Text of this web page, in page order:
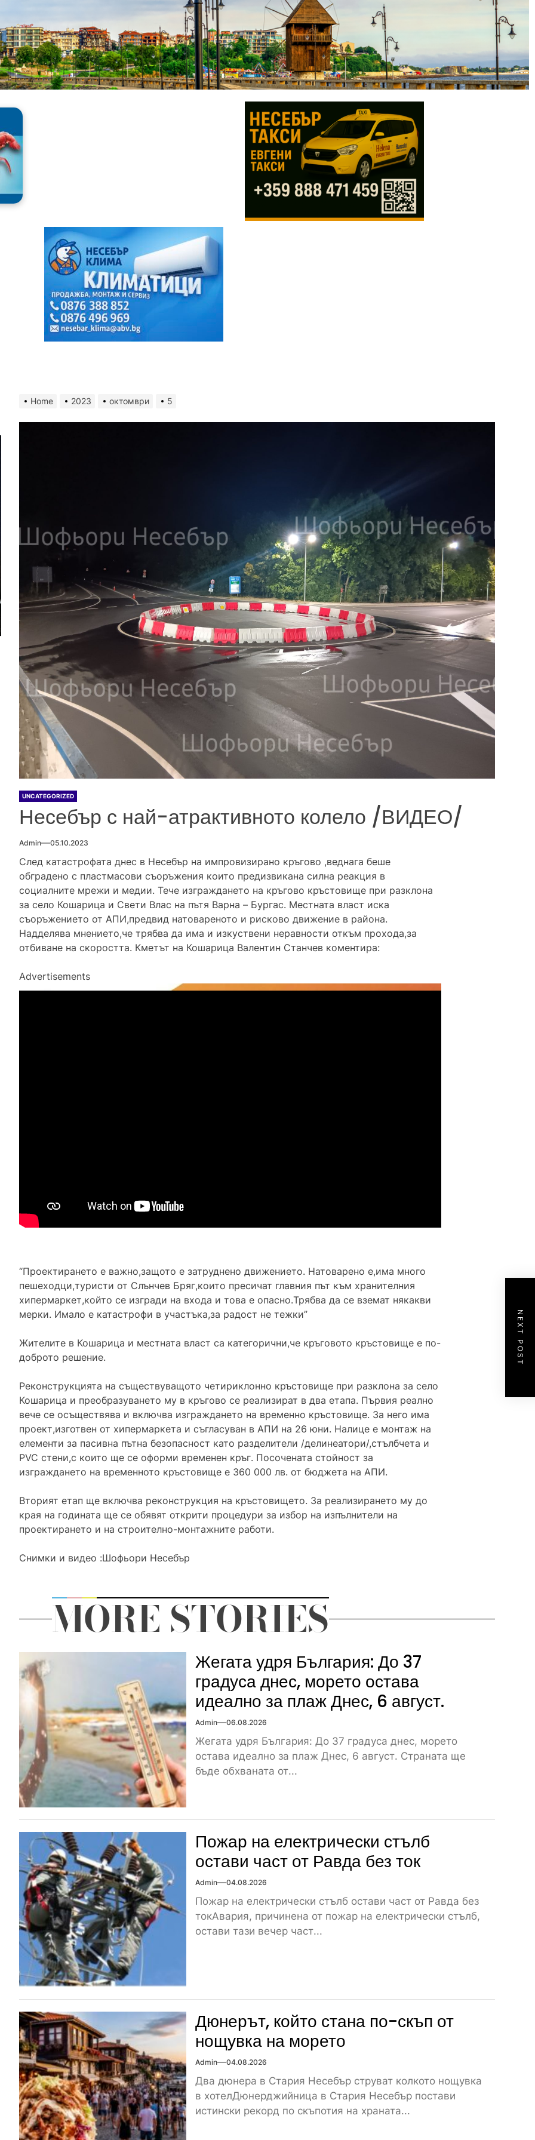
Home 2023 октомври 5
UNCATEGORIZED
Несебър с най-атрактивното колело /ВИДЕО/
Admin 05.10.2023
След катастрофата днес в Несебър на импровизирано кръгово ,веднага беше
обградено с пластмасови съоръжения които предизвикана силна реакция в
социалните мрежи и медии. Тече изграждането на кръгово кръстовище при разклона
за село Кошарица и Свети Влас на пътя Варна – Бургас. Местната власт иска
съоръжението от АПИ,предвид натовареното и рисково движение в района.
Надделява мнението,че трябва да има и изкуствени неравности откъм прохода,за
отбиване на скоростта. Кметът на Кошарица Валентин Станчев коментира:
Advertisements
“Проектирането е важно,защото е затруднено движението. Натоварено е,има много
пешеходци,туристи от Слънчев Бряг,които пресичат главния път към хранителния
хипермаркет,който се изгради на входа и това е опасно.Трябва да се вземат някакви
мерки. Имало е катастрофи в участъка,за радост не тежки”
Жителите в Кошарица и местната власт са категорични,че кръговото кръстовище е по-
доброто решение.
Реконструкцията на съществуващото четириклонно кръстовище при разклона за село
Кошарица и преобразуването му в кръгово се реализират в два етапа. Първия реално
вече се осъществява и включва изграждането на временно кръстовище. За него има
проект,изготвен от хипермаркета и съгласуван в АПИ на 26 юни. Налице е монтаж на
елементи за пасивна пътна безопасност като разделители /делинеатори/,стълбчета и
PVC стени,с които ще се оформи временен кръг. Посочената стойност за
изграждането на временното кръстовище е 360 000 лв. от бюджета на АПИ.
Вторият етап ще включва реконструкция на кръстовището. За реализирането му до
края на годината ще се обявят открити процедури за избор на изпълнители на
проектирането и на строително-монтажните работи.
Снимки и видео :Шофьори Несебър
NEXT POST
MORE STORIES
Жегата удря България: До 37
градуса днес, морето остава
идеално за плаж Днес, 6 август.
Admin 06.08.2026
Жегата удря България: До 37 градуса днес, морето
остава идеално за плаж Днес, 6 август. Страната ще
бъде обхваната от...
Пожар на електрически стълб
остави част от Равда без ток
Admin 04.08.2026
Пожар на електрически стълб остави част от Равда без
токАвария, причинена от пожар на електрически стълб,
остави тази вечер част...
Дюнерът, който стана по-скъп от
нощувка на морето
Admin 04.08.2026
Два дюнера в Стария Несебър струват колкото нощувка
в хотелДюнерджийница в Стария Несебър постави
истински рекорд по скъпотия на храната...